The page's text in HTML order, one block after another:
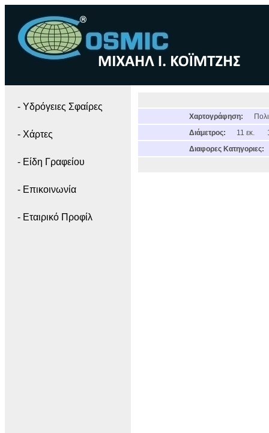
- Yδρόγειες Σφαίρες
- Χάρτες
- Είδη Γραφείου
- Επικοινωνία
- Εταιρικό Προφίλ
Χαρτογράφηση:
Διάμετρος:
11 εκ.
Διαφορες Κατηγοριες: